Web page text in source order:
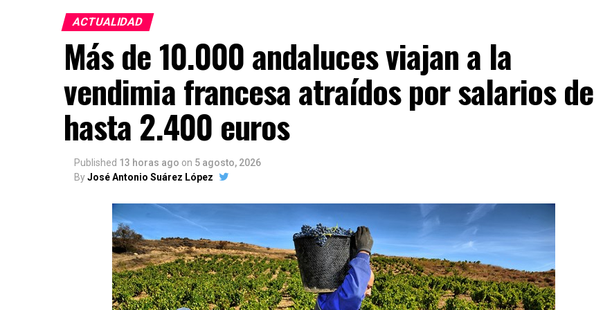
ACTUALIDAD
Más de 10.000 andaluces viajan a la
vendimia francesa atraídos por salarios de
hasta 2.400 euros
Published 13 horas ago on 5 agosto, 2026
ByJosé Antonio Suárez López